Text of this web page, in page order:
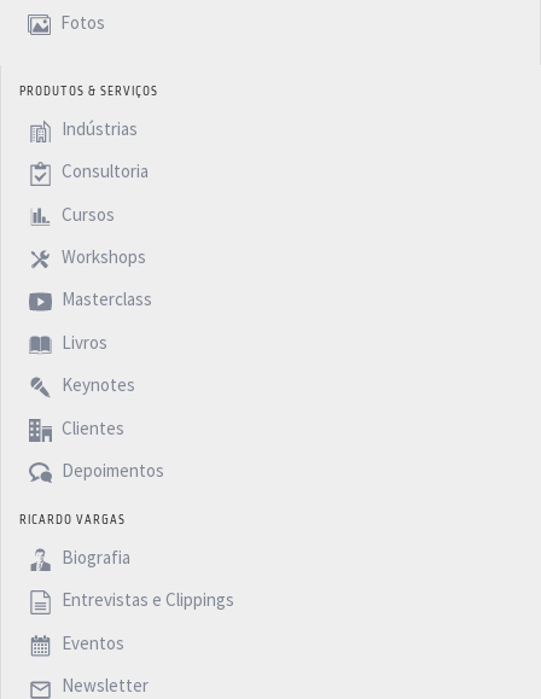
Fotos
PRODUTOS & SERVIÇOS
Indústrias
Consultoria
Cursos
Workshops
Masterclass
Livros
Keynotes
Clientes
Depoimentos
RICARDO VARGAS
Biografia
Entrevistas e Clippings
Eventos
Newsletter